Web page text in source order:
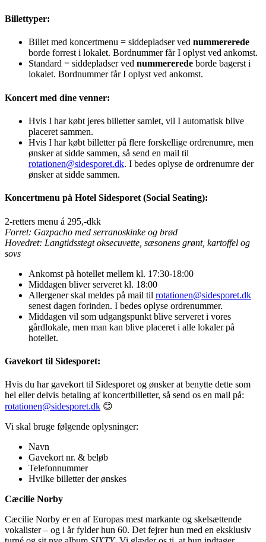
Billettyper:
Billet med koncertmenu = siddepladser ved nummererede
borde forrest i lokalet. Bordnummer får I oplyst ved ankomst.
Standard = siddepladser ved nummererede borde bagerst i
lokalet. Bordnummer får I oplyst ved ankomst.
Koncert med dine venner:
Hvis I har købt jeres billetter samlet, vil I automatisk blive
placeret sammen.
Hvis I har købt billetter på flere forskellige ordrenumre, men
ønsker at sidde sammen, så send en mail til
rotationen@sidesporet.dk. I bedes oplyse de ordrenumre der
ønsker at sidde sammen.
Koncertmenu på Hotel Sidesporet (Social Seating):
2-retters menu á 295,-dkk
Forret: Gazpacho med serranoskinke og brød
Hovedret: Langtidsstegt oksecuvette, sæsonens grønt, kartoffel og
sovs
Ankomst på hotellet mellem kl. 17:30-18:00
Middagen bliver serveret kl. 18:00
Allergener skal meldes på mail til rotationen@sidesporet.dk
senest dagen forinden. I bedes oplyse ordrenummer.
Middagen vil som udgangspunkt blive serveret i vores
gårdlokale, men man kan blive placeret i alle lokaler på
hotellet.
Gavekort til Sidesporet:
Hvis du har gavekort til Sidesporet og ønsker at benytte dette som
hel eller delvis betaling af koncertbilletter, så send os en mail på:
rotationen@sidesporet.dk 😊
Vi skal bruge følgende oplysninger:
Navn
Gavekort nr. & beløb
Telefonnummer
Hvilke billetter der ønskes
Cæcilie Norby
Cæcilie Norby er en af Europas mest markante og skelsættende
vokalister – og i år fylder hun 60. Det fejrer hun med en eksklusiv